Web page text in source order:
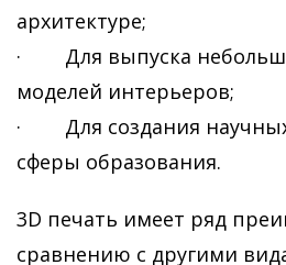
архитектуре;
· Для выпуска
моделей интерьеров;
· Для создания
сферы образования.
3D печать имеет ряд
сравнению с другими